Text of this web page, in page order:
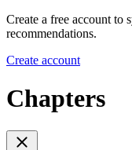
Create a free account to
recommendations.
Create account
Chapters